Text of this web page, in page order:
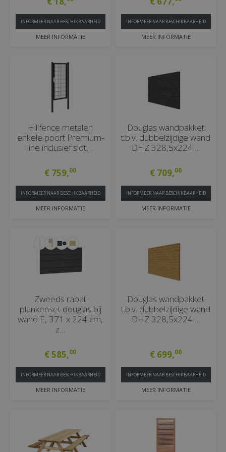
MEER INFORMATIE
INFORMEER NAAR BESCHIKBAARHEID
MEER INFORMATIE
INFORMEER NAAR BESCHIKBAARHEID
Hillfence metalen
enkele poort Premium-
line inclusief slot,…
€ 759,00
MEER INFORMATIE
INFORMEER NAAR BESCHIKBAARHEID
Douglas wandpakket
t.b.v. dubbelzijdige wand
DHZ 328,5x224 …
€ 709,00
MEER INFORMATIE
INFORMEER NAAR BESCHIKBAARHEID
Zweeds rabat
plankenset douglas bij
wand E, 371 x 224 cm,
z…
€585,00
MEER INFORMATIE
INFORMEER NAAR BESCHIKBAARHEID
Douglas wandpakket
t.b.v. dubbelzijdige wand
DHZ 328,5x224 …
€ 699,00
MEER INFORMATIE
INFORMEER NAAR BESCHIKBAARHEID